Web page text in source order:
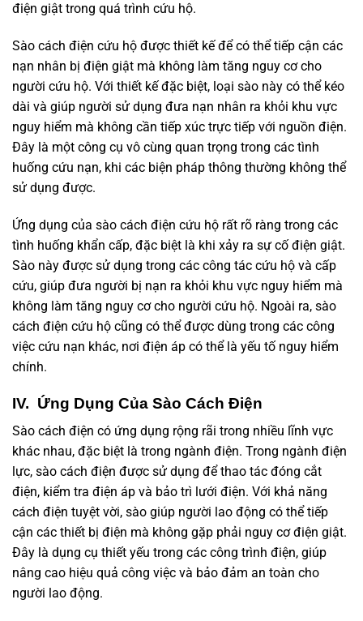
điện giật trong quá trình cứu hộ.
Sào cách điện cứu hộ được thiết kế để có thể tiếp cận các
nạn nhân bị điện giật mà không làm tăng nguy cơ cho
người cứu hộ. Với thiết kế đặc biệt, loại sào này có thể kéo
dài và giúp người sử dụng đưa nạn nhân ra khỏi khu vực
nguy hiểm mà không cần tiếp xúc trực tiếp với nguồn điện.
Đây là một công cụ vô cùng quan trọng trong các tình
huống cứu nạn, khi các biện pháp thông thường không thể
sử dụng được.
Ứng dụng của sào cách điện cứu hộ rất rõ ràng trong các
tình huống khẩn cấp, đặc biệt là khi xảy ra sự cố điện giật.
Sào này được sử dụng trong các công tác cứu hộ và cấp
cứu, giúp đưa người bị nạn ra khỏi khu vực nguy hiểm mà
không làm tăng nguy cơ cho người cứu hộ. Ngoài ra, sào
cách điện cứu hộ cũng có thể được dùng trong các công
việc cứu nạn khác, nơi điện áp có thể là yếu tố nguy hiểm
chính.
IV. Ứng Dụng Của Sào Cách Điện
Sào cách điện có ứng dụng rộng rãi trong nhiều lĩnh vực
khác nhau, đặc biệt là trong ngành điện. Trong ngành điện
lực, sào cách điện được sử dụng để thao tác đóng cắt
điện, kiểm tra điện áp và bảo trì lưới điện. Với khả năng
cách điện tuyệt vời, sào giúp người lao động có thể tiếp
cận các thiết bị điện mà không gặp phải nguy cơ điện giật.
Đây là dụng cụ thiết yếu trong các công trình điện, giúp
nâng cao hiệu quả công việc và bảo đảm an toàn cho
người lao động.